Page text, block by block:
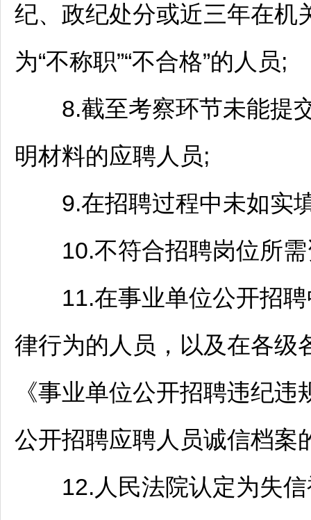
纪、政纪处分或近三年在机
为“不称职”“不合格”的人员;
8.截至考察环节未能提
明材料的应聘人员;
9.在招聘过程中未如实
10.不符合招聘岗位所
11.在事业单位公开招聘
律行为的人员，以及在各级
《事业单位公开招聘违纪违
公开招聘应聘人员诚信档案
12.人民法院认定为失信